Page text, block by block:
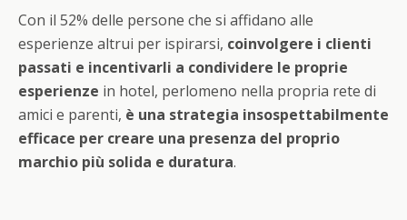
Con il 52% delle persone che si affidano alle
esperienze altrui per ispirarsi, coinvolgere i clienti
passati e incentivarli a condividere le proprie
esperienze in hotel, perlomeno nella propria rete di
amici e parenti, è una strategia insospettabilmente
efficace per creare una presenza del proprio
marchio più solida e duratura.